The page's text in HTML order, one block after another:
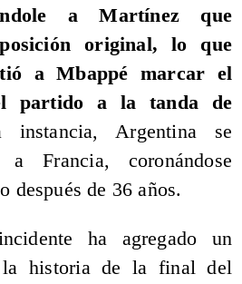
a Martínez que
original, lo que
a Mbappé marcar el
partido a la tanda de
Argentina se
Francia, coronándose
después de 36 años.
ha agregado un
historia de la final del